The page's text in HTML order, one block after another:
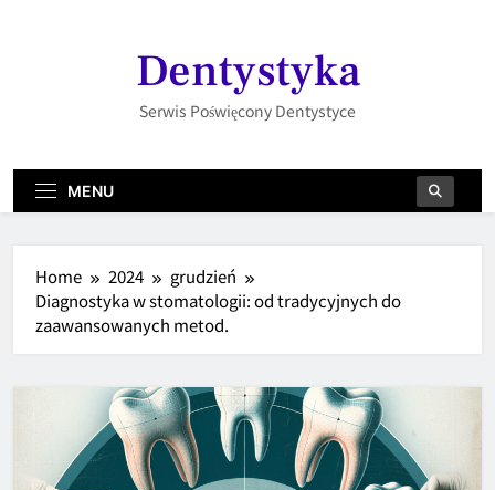
Dentystyka
Serwis Poświęcony Dentystyce
MENU
Home 2024
grudzień
Diagnostyka w stomatologii: od tradycyjnych do
zaawansowanych metod.